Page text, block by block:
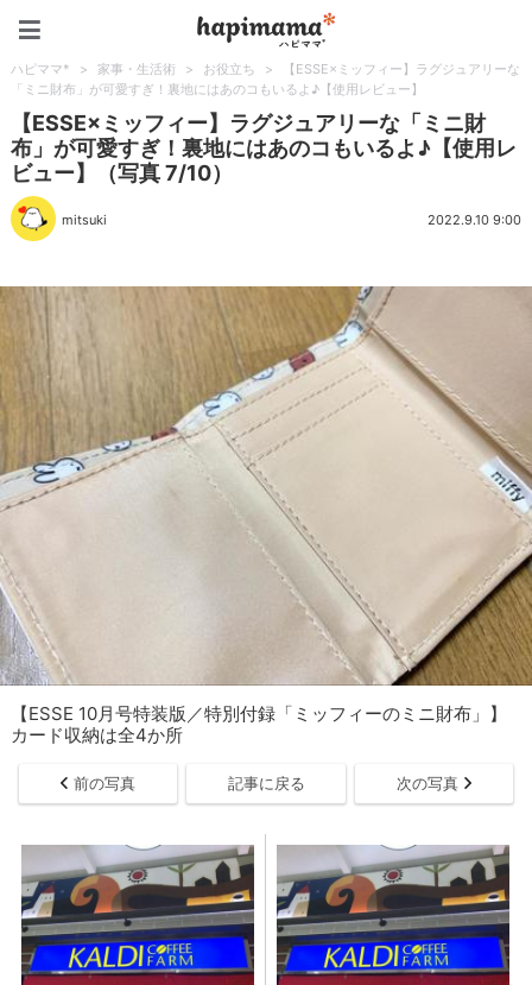
ハピママ* > 家事・生活術 > お役立ち >
【ESSE×ミッフィー】ラグジュアリーな
「ミニ財布」が可愛すぎ！裏地にはあのコもいるよ♪【使用レビュー】
【ESSE×ミッフィー】ラグジュアリーな「ミニ財
布」が可愛すぎ！裏地にはあのコもいるよ♪【使用レ
ビュー】（写真 7/10）
mitsuki 2022.9.10 9:00
【ESSE 10月号特装版／特別付録「ミッフィーのミニ財布」】
カード収納は全4か所
前の写真 記事に戻る 次の写真